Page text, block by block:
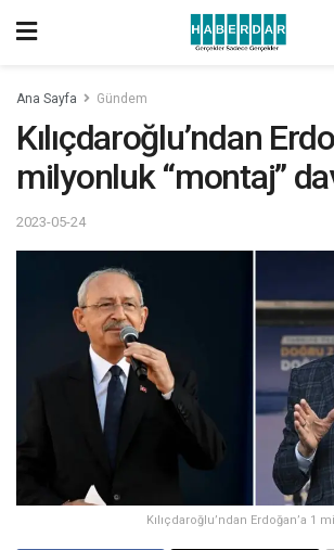
Ana Sayfa Gündem
Kılıçdaroğlu’ndan
milyonluk “montaj”
2023-05-24
Kılıçdaroğlu’ndan Erdoğan’a 1